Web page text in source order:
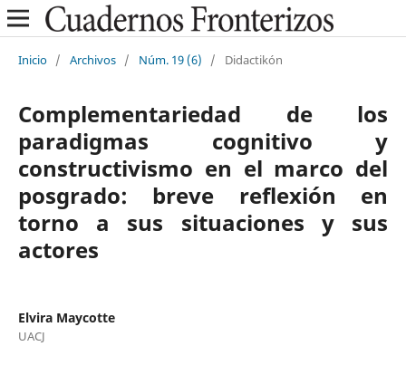
Inicio / Archivos / Núm. 19 (6) / Didactikón
Complementariedad de los
paradigmas cognitivo y
constructivismo en el marco del
posgrado: breve reflexión en
torno a sus situaciones y sus
actores
Elvira Maycotte
UACJ